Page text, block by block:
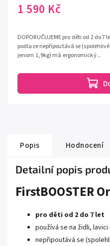
1 590 Kč
DOPORUČUJEME pro děti od 2 do
podlaze nepřipoutává se
jenom 1,9kg) má ergonomický...
Popis Hodnocení
Detailní popis
FirstBOOSTER
pro děti od 2 do 7 let
používá se na židli,
nepřipoutává se